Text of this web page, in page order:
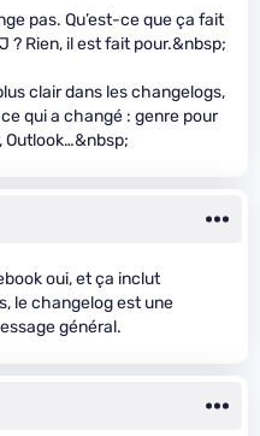
pas. Qu’est-ce que ça fait
? Rien, il est fait pour.&nbsp;
clair dans les changelogs,
qui a changé : genre pour
Outlook…&nbsp;
oui, et ça inclut
le changelog est une
général.